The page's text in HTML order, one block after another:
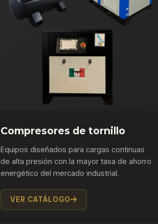
Compresores de tornillo
Equipos diseñados para cargas continuas
de alta presión con la mayor tasa de ahorro
energético del mercado industrial.
VER CATÁLOGO